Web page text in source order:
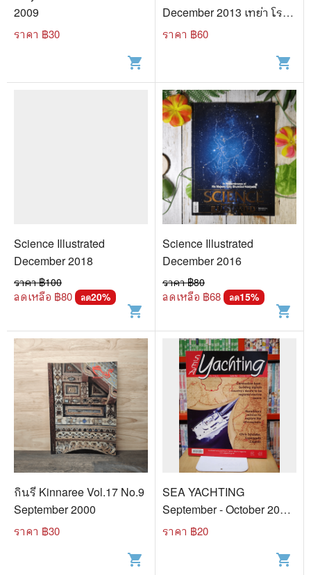
2009
ราคา ฿30
shopping_cart
December 2013 เทย่า โรเจ
อร์ส
ราคา ฿60
shopping_cart
Science Illustrated
December 2018
ราคา ฿100
ลดเหลือ ฿80 ลด20%
shopping_cart
Science Illustrated
December 2016
ราคา ฿80
ลดเหลือ ฿68 ลด15%
shopping_cart
กินรี Kinnaree Vol.17 No.9
September 2000
ราคา ฿30
shopping_cart
SEA YACHTING
September - October 2007
Vol.2 No.5
ราคา ฿20
shopping_cart